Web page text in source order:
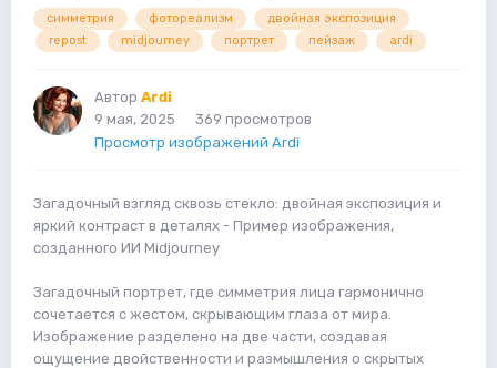
симметрия фотореализм
двойная экспозиция
repost
midjourney портрет пейзаж ardi
Автор Ardi
9 мая, 2025
369 просмотров
Просмотр изображений Ardi
Загадочный взгляд сквозь стекло: двойная экспозиция и
яркий контраст в деталях - Пример изображения,
созданного ИИ Midjourney
Загадочный портрет, где симметрия лица гармонично
сочетается с жестом, скрывающим глаза от мира.
Изображение разделено на две части, создавая
ощущение двойственности и размышления о скрытых